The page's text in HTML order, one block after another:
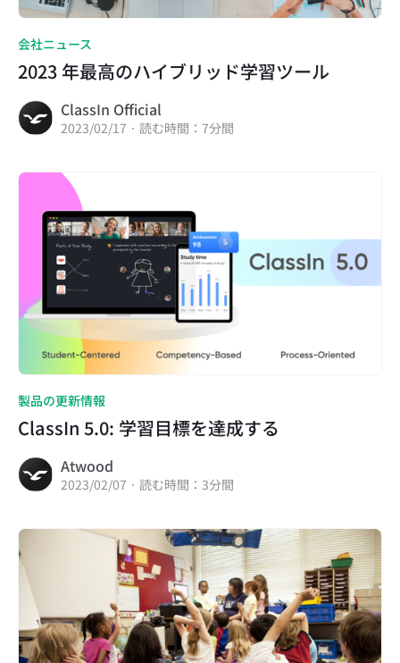
会社ニュース
2023 年最高のハイブリッド学習ツール
ClassIn Official
2023/02/17 · 読む時間：7分間
製品の更新情報
ClassIn 5.0: 学習目標を達成する
Atwood
2023/02/07 · 読む時間：3分間